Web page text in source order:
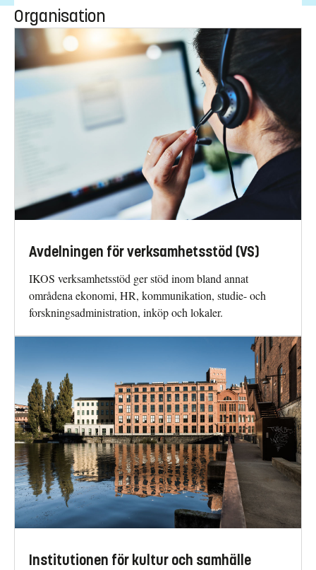
Organisation
Avdelningen för verksamhetsstöd (VS)
IKOS verksamhetsstöd ger stöd inom bland annat
områdena ekonomi, HR, kommunikation, studie- och
forskningsadministration, inköp och lokaler.
Institutionen för kultur och samhälle